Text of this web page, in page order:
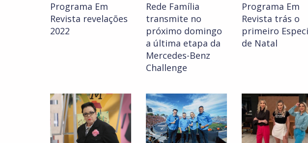
Programa Em
Revista revelações
2022
Rede Família
transmite no
próximo domingo
a última etapa da
Mercedes-Benz
Challenge
Programa Em
Revista trás o
primeiro
de Natal